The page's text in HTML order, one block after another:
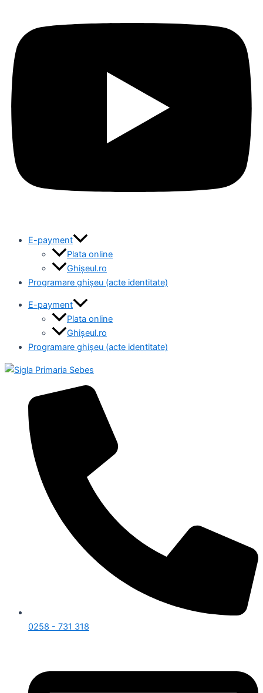
E-payment
Plata online
Ghișeul.ro
Programare ghișeu (acte identitate)
E-payment
Plata online
Ghișeul.ro
Programare ghișeu (acte identitate)
0258 - 731 318